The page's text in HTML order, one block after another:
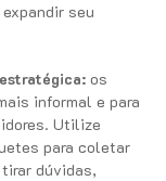
seu
os
informal e para
Utilize
para coletar
dúvidas,